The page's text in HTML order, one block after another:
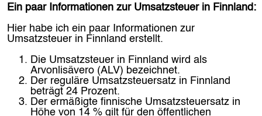
Ein paar Informationen zur Umsatzsteuer in Finnland:
Hier habe ich ein paar Informationen zur
Umsatzsteuer in Finnland erstellt.
Die Umsatzsteuer in Finnland wird als
Arvonlisävero (ALV) bezeichnet.
Der reguläre Umsatzsteuersatz in Finnland
beträgt 24 Prozent.
Der ermäßigte finnische Umsatzsteuersatz in
Höhe von 14 % gilt für den öffentlichen